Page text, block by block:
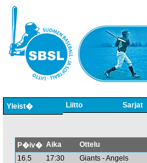
Yleist� Liitto Sarjat
P�iv� Aika Ottelu
16.5
17:30
Giants - Angels